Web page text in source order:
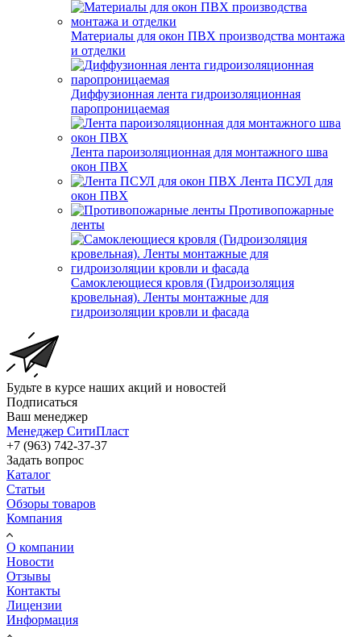
Материалы для окон ПВХ производства монтажа
и отделки
Диффузионная лента гидроизоляционная
паропроницаемая
Лента пароизоляционная для монтажного шва
окон ПВХ
Лента ПСУЛ для
окон ПВХ
Противопожарные
ленты
Самоклеющиеся кровля (Гидроизоляция
кровельная). Ленты монтажные для
гидроизоляции кровли и фасада
Будьте в курсе наших акций и новостей
Подписаться
Ваш менеджер
Менеджер СитиПласт
+7 (963) 742-37-37
Задать вопрос
Каталог
Статьи
Обзоры товаров
Компания
О компании
Новости
Отзывы
Контакты
Лицензии
Информация